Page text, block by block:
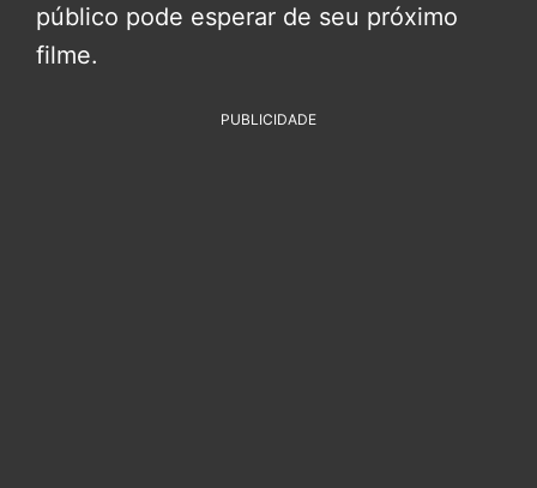
público pode esperar de seu próximo
filme.
PUBLICIDADE